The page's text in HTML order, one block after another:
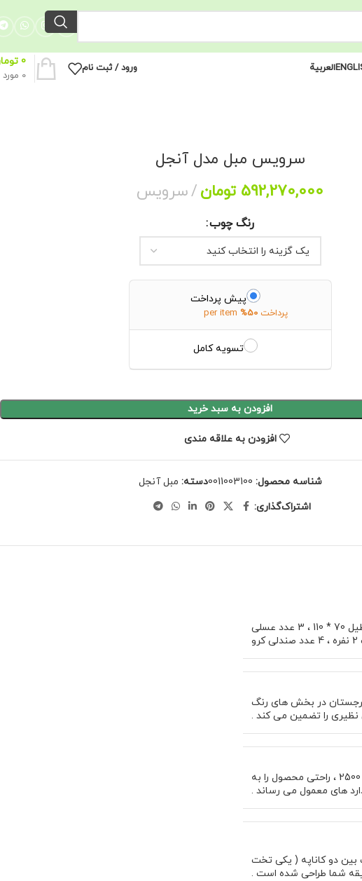
العربیة ورود / ثبت نام
0 مورد
0
سرویس مبل مدل آنجل
592,270,000 تومان سرویس
رنگ چوب
پیش پرداخت
پرداخت 50%
per item
تسویه کامل
افزودن به سبد خرید
افزودن به علاقه مندی
شناسه محصول: 0011003100دسته: مبل آنجل
اشتراک‌گذاری:
2 عدد 3 نفره 210 ، 2 عدد مبل تک نفره ، 1 عدد پاف ، جلو مبل مستطیل 70 * 110 ، 3 عدد عسلی
در بخش های رنگ
نظیری را تضمین می کند .
استفاده از اسفنج ویژه 30 کیلویی به همراه نوارکشی با تراکم 2500 ، راحتی محصول را به
های معمول می رساند .
بین دو کاناپه ( یکی تخت
شما طراحی شده است .